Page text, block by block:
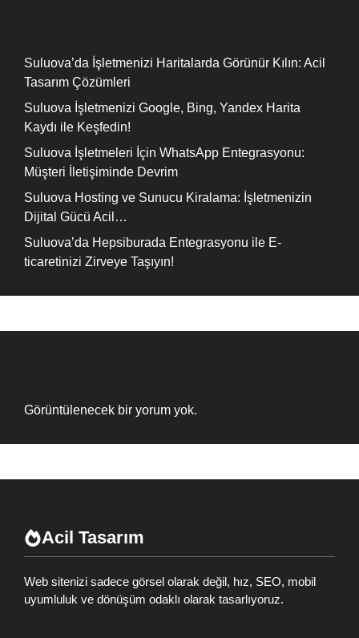
Suluova’da İşletmenizi Haritalarda Görünür Kılın: Acil
Tasarım Çözümleri
Suluova İşletmenizi Google, Bing, Yandex Harita
Kaydı ile Keşfedin!
Suluova İşletmeleri İçin WhatsApp Entegrasyonu:
Müşteri İletişiminde Devrim
Suluova Hosting ve Sunucu Kiralama: İşletmenizin
Dijital Gücü Acil…
Suluova’da Hepsiburada Entegrasyonu ile E-
ticaretinizi Zirveye Taşıyın!
Görüntülenecek bir yorum yok.
Acil Tasarım
Web sitenizi sadece görsel olarak değil, hız, SEO, mobil
uyumluluk ve dönüşüm odaklı olarak tasarlıyoruz.